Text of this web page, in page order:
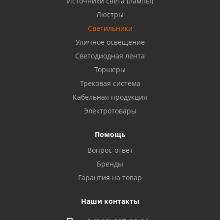
Бузулук, ул. Октябрьская, 24
Балаково, ул. Комарова, 55
Октябрьский, ул. Свердлова, 28
Азнакаево, ул. Булгар, 2. ТЦ "Акчарлак"
Стерлитамак, ул. Вокзальная, 13
Люстры
Светильники
Уличное освещение
Светодиодная лента
Торшеры
Трековая система
Кабельная продукция
Электротовары
Помощь
Вопрос-ответ
Бренды
Гарантия на товар
Наши контакты